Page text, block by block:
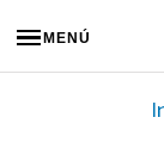
MENÚ